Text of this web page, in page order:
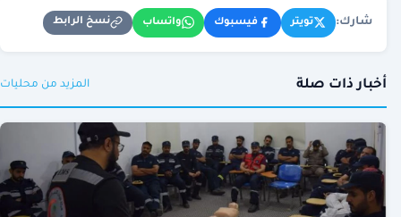
شارك: تويتر فيسبوك واتساب نسخ الرابط
أخبار ذات صلة المزيد من محليات